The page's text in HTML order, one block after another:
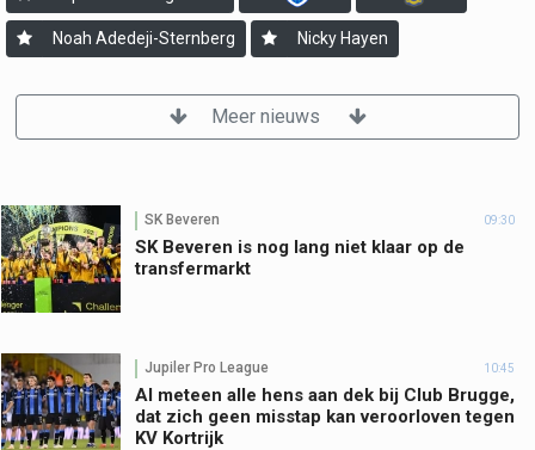
Noah Adedeji-Sternberg Nicky Hayen
Meer nieuws
SK Beveren 09:30
SK Beveren is nog lang niet klaar op de
transfermarkt
Jupiler Pro League 10:45
Al meteen alle hens aan dek bij Club Brugge,
dat zich geen misstap kan veroorloven tegen
KV Kortrijk